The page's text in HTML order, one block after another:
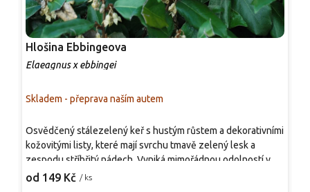
Hlošina Ebbingeova
Elaeagnus x ebbingei
Skladem - přeprava naším autem
od 149 Kč / ks
Osvědčený stálezelený keř s hustým růstem a dekorativními
kožovitými listy, které mají svrchu tmavě zelený lesk a
zespodu stříbřitý nádech. Vyniká mimořádnou odolností vůči
suchu, větru i znečištění ovzduší a dobře snáší řez.